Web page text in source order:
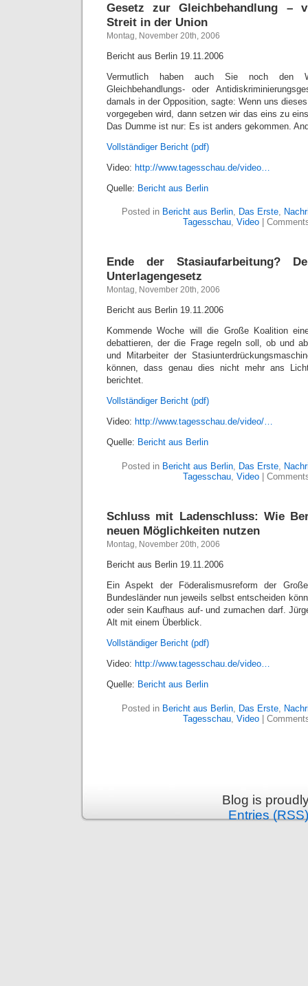
Gesetz zur Gleichbehandlung –
Streit in der Union
Montag, November 20th, 2006
Bericht aus Berlin 19.11.2006
Vermutlich haben auch Sie noch den
Gleichbehandlungs- oder
damals in der Opposition, sagte: Wenn uns
vorgegeben wird, dann setzen wir das eins zu
Das Dumme ist nur: Es ist anders gekommen.
Vollständiger Bericht (pdf)
Video: http://www.tagesschau.de/video…
Quelle: Bericht aus Berlin
Posted in Bericht aus Berlin, Das Erste,
Tagesschau, Video|
Ende der Stasiaufarbeitung?
Unterlagengesetz
Montag, November 20th, 2006
Bericht aus Berlin 19.11.2006
Kommende Woche will die Große Koalition
debattieren, der die Frage regeln soll, ob und
und Mitarbeiter der
können, dass genau dies nicht mehr ans
berichtet.
Vollständiger Bericht (pdf)
Video: http://www.tagesschau.de/video/…
Quelle: Bericht aus Berlin
Posted in Bericht aus Berlin, Das Erste,
Tagesschau, Video|
Schluss mit Ladenschluss: Wie
neuen Möglichkeiten nutzen
Montag, November 20th, 2006
Bericht aus Berlin 19.11.2006
Ein Aspekt der Föderalismusreform der
Bundesländer nun jeweils selbst entscheiden
oder sein Kaufhaus auf- und zumachen darf.
Alt mit einem Überblick.
Vollständiger Bericht (pdf)
Video: http://www.tagesschau.de/video…
Quelle: Bericht aus Berlin
Posted in Bericht aus Berlin, Das Erste,
Tagesschau, Video|
Blog is
Entries (RSS)